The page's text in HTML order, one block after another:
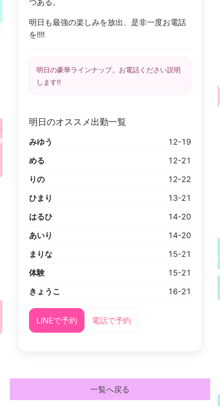
つある。
明日も最強の楽しみを放出、是非一度お電話
を!!!!
明日の豪華ラインナップ。お電話ください説明
します!!
明日のオススメ出勤一覧
みゆう
12-19
める
12-21
りの
12-22
ひまり
13-21
はるひ
14-20
あいり
14-20
まりな
15-21
体験
15-21
きょうこ
16-21
LINEで予約 電話で予約
一覧へ戻る